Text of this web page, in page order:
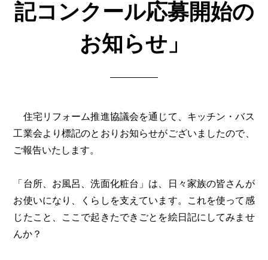
記コンクール応募開始の
お知らせ」
住宅リフォーム推進協議会を通じて、キッチン・バス
工業会より標記のとおりお知らせがございましたので、
ご報告いたします。
「台所、お風呂、洗面化粧台」は、日々家族の皆さんが
お使いになり、くらしを支えています。これを使って感
じたこと、ここで起きたできごとを絵日記にしてみませ
んか？